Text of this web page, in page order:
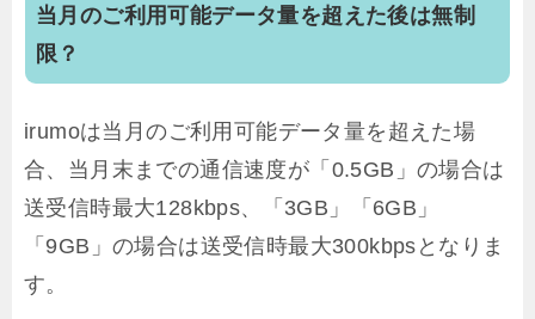
当月のご利用可能データ量を超えた後は無制
限？
irumoは当月のご利用可能データ量を超えた場
合、当月末までの通信速度が「0.5GB」の場合は
送受信時最大128kbps、「3GB」「6GB」
「9GB」の場合は送受信時最大300kbpsとなりま
す。